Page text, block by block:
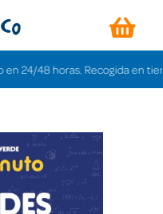
48 horas. Recogida en tiendas